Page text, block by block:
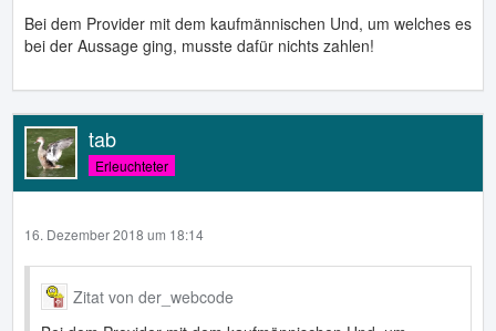
Bei dem Provider mit dem kaufmännischen Und, um welches es
bei der Aussage ging, musste dafür nichts zahlen!
tab
Erleuchteter
16. Dezember 2018 um 18:14
Zitat von der_webcode